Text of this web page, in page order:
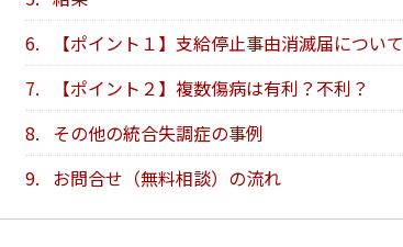
6.
【ポイント１】支給停止事由消滅届について
7.
【ポイント２】複数傷病は有利？不利？
8. その他の統合失調症の事例
9. お問合せ（無料相談）の流れ